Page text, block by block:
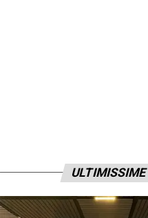
ULTIMISSIME